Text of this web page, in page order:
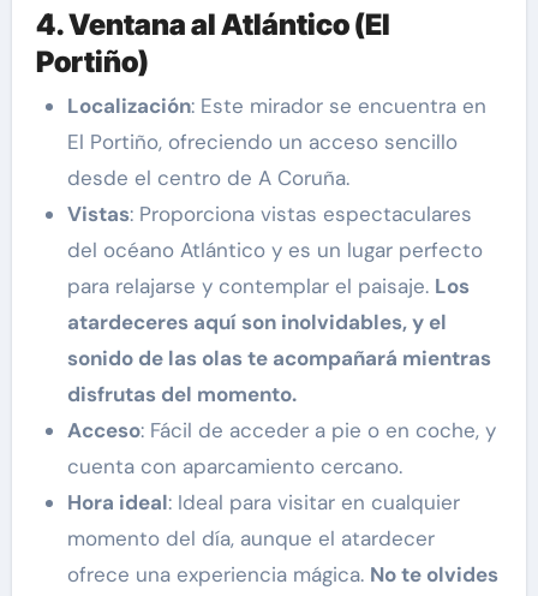
4. Ventana al Atlántico (El
Portiño)
Localización: Este mirador se encuentra en
El Portiño, ofreciendo un acceso sencillo
desde el centro de A Coruña.
Vistas: Proporciona vistas espectaculares
del océano Atlántico y es un lugar perfecto
para relajarse y contemplar el paisaje. Los
atardeceres aquí son inolvidables, y el
sonido de las olas te acompañará mientras
disfrutas del momento.
Acceso: Fácil de acceder a pie o en coche, y
cuenta con aparcamiento cercano.
Hora ideal: Ideal para visitar en cualquier
momento del día, aunque el atardecer
ofrece una experiencia mágica. No te olvides